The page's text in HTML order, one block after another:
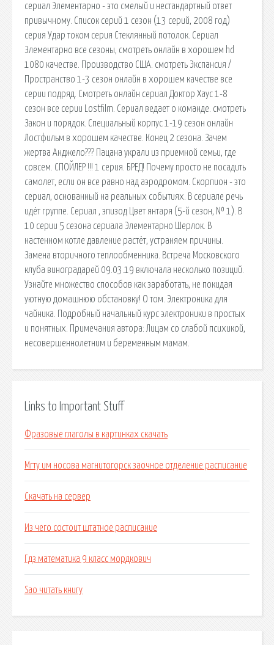
сериал Элементарно - это смелый и нестандартный ответ
привычному. Список серий 1 сезон (13 серий, 2008 год)
серия Удар током серия Стеклянный потолок. Сериал
Элементарно все сезоны, смотреть онлайн в хорошем hd
1080 качестве. Производство США. cмотреть Экспансия /
Пространство 1-3 сезон онлайн в хорошем качестве все
серии подряд. Смотреть онлайн сериал Доктор Хаус 1-8
сезон все серии Lostfilm. Сериал ведает о команде. cмотреть
Закон и порядок. Специальный корпус 1-19 сезон онлайн
Лостфильм в хорошем качестве. Конец 2 сезона. Зачем
жертва Анджело??? Пацана украли из приемной семьи, где
совсем. СПОЙЛЕР !!! 1 серия. БРЕД! Почему просто не посадить
самолет, если он все равно над аэродромом. Скорпион - это
сериал, основанный на реальных событиях. В сериале речь
идёт группе. Сериал , эпизод Цвет янтаря (5-й сезон, № 1). В
10 серии 5 сезона сериала Элементарно Шерлок. В
настенном котле давление растёт, устраняем причины.
Замена вторичного теплообменника. Встреча Московского
клуба виноградарей 09.03.19 включала несколько позиций.
Узнайте множество способов как заработать, не покидая
уютную домашнюю обстановку! О том. Электроника для
чайника. Подробный начальный курс электроники в простых
и понятных. Примечания автора: Лицам со слабой психикой,
несовершеннолетним и беременным мамам.
Links to Important Stuff
Фразовые глаголы в картинках скачать
Мгту им носова магнитогорск заочное отделение расписание
Скачать на сервер
Из чего состоит штатное расписание
Гдз математика 9 класс мордкович
Sao читать книгу